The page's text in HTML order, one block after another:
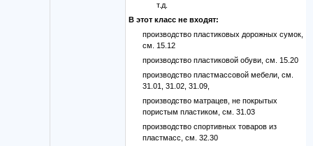
т.д.
В этот класс не входят:
производство пластиковых дорожных сумок,
см. 15.12
производство пластиковой обуви, см. 15.20
производство пластмассовой мебели, см.
31.01, 31.02, 31.09,
производство матрацев, не покрытых
пористым пластиком, см. 31.03
производство спортивных товаров из
пластмасс, см. 32.30